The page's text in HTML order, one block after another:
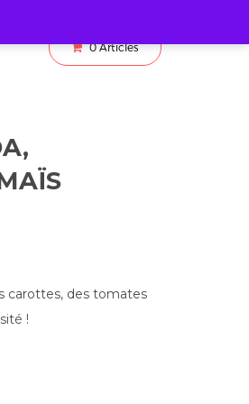
0 Articles
carottes, des tomates
!